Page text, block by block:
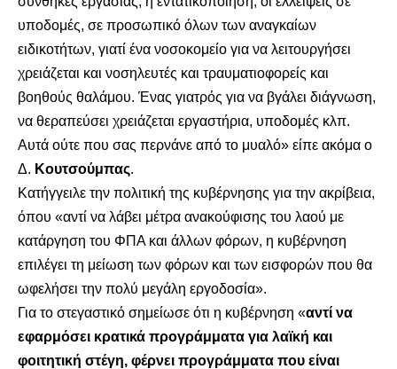
υποδομές, σε προσωπικό όλων των αναγκαίων
ειδικοτήτων, γιατί ένα νοσοκομείο για να λειτουργήσει
χρειάζεται και νοσηλευτές και τραυματιοφορείς και
βοηθούς θαλάμου. Ένας γιατρός για να βγάλει διάγνωση,
να θεραπεύσει χρειάζεται εργαστήρια, υποδομές κλπ.
Αυτά ούτε που σας περνάνε από το μυαλό» είπε ακόμα ο
Δ. Κουτσούμπας.
Κατήγγειλε την πολιτική της κυβέρνησης για την ακρίβεια,
όπου «αντί να λάβει μέτρα ανακούφισης του λαού με
κατάργηση του ΦΠΑ και άλλων φόρων, η κυβέρνηση
επιλέγει τη μείωση των φόρων και των εισφορών που θα
ωφελήσει την πολύ μεγάλη εργοδοσία».
Για το στεγαστικό σημείωσε ότι η κυβέρνηση «αντί να
εφαρμόσει κρατικά προγράμματα για λαϊκή και
φοιτητική στέγη, φέρνει προγράμματα που είναι